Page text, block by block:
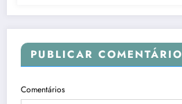
PUBLICAR COMENTÁRIO
Comentários